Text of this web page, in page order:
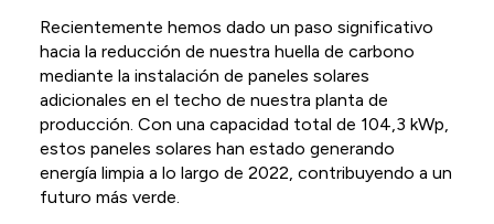
Contacto
CA
EN
Recientemente hemos dado un paso significativo
hacia la reducción de nuestra huella de carbono
mediante la instalación de paneles solares
adicionales en el techo de nuestra planta de
producción. Con una capacidad total de 104,3 kWp,
estos paneles solares han estado generando
energía limpia a lo largo de 2022, contribuyendo a un
futuro más verde.